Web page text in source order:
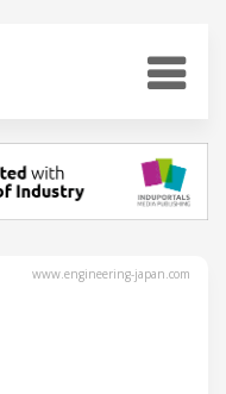
www.engineering-japan.com